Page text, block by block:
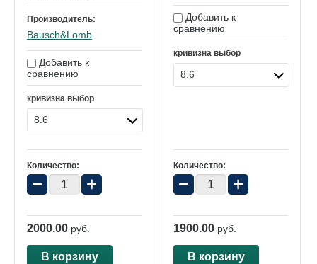
Производитель:
Bausch&Lomb
Добавить к
сравнению
кривизна выбор
8.6
Количество:
− +
2000.00 руб.
В корзину
Добавить к
сравнению
кривизна выбор
8.6
Количество:
− +
1900.00 руб.
В корзину